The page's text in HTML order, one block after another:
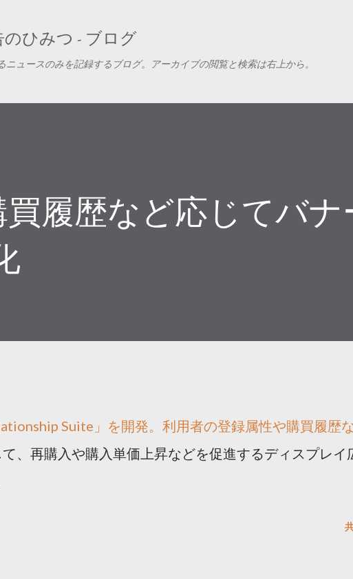
ひみつ - ブログ
ュースのみを記録するブログ。アーカイブの閲覧と検索は右上から。
買履歴など応じてバナ
Suite」を開発。利用者の登録属性や購買履歴な
て、再購入や購入単価上昇などを促進するディスプレイ